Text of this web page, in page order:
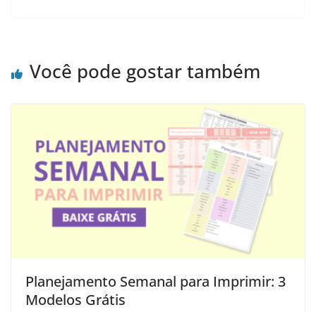
Você pode gostar também
Planejamento Semanal para Imprimir: 3
Modelos Grátis